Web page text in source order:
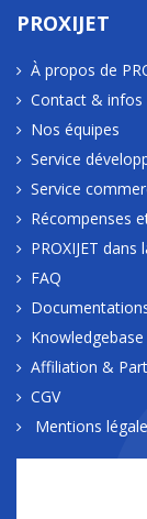
PROXIJET
À propos de
Contact & infos
Nos équipes
Service
Service
Récompenses
PROXIJET dans
FAQ
Knowledgebase
Affiliation &
CGV
Mentions